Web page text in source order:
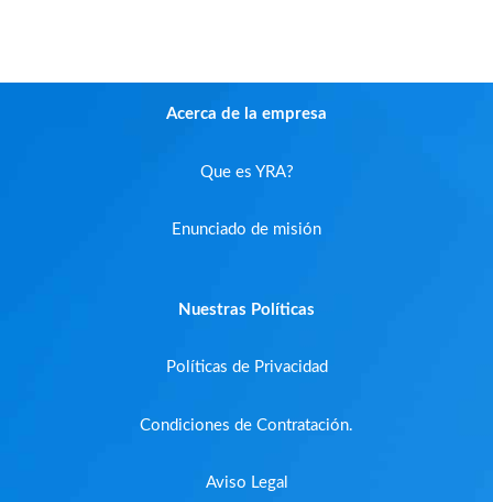
Acerca de la empresa
Que es YRA?
Enunciado de misión
Nuestras Políticas
Políticas de Privacidad
Condiciones de Contratación.
Aviso Legal